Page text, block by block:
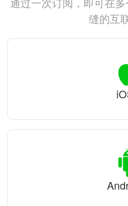
缝的互